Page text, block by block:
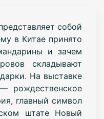
собой
в Китае принято
и зачем
складывают
На выставке
рождественское
главный символ
штате Новый